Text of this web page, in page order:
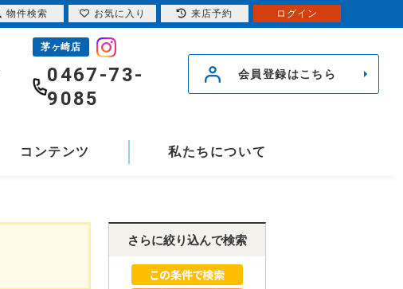
茅ヶ崎店
0467-73-
9085
会員登録はこちら
コンテンツ 私たちについて
さらに絞り込んで検索
物件検索 お気に入り 来店予約 ログイン